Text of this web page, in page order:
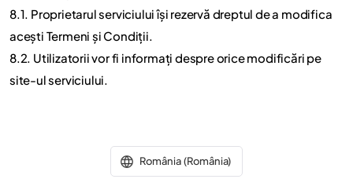
8.1. Proprietarul serviciului își rezervă dreptul de a modifica
acești Termeni și Condiții.
8.2. Utilizatorii vor fi informați despre orice modificări pe
site-ul serviciului.
România (România)